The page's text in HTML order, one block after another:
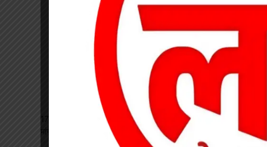
17 अगस्त की हड़ताल से पहले चेयरमैन ने बुलाई बैठक, बिजली कर्मियों की